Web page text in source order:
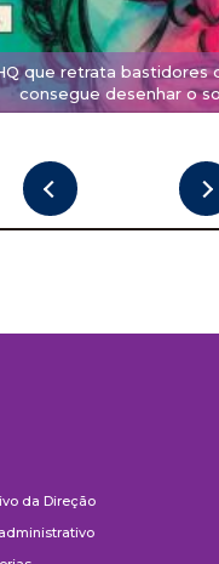
que retrata bastidores
consegue desenhar o
da Direção